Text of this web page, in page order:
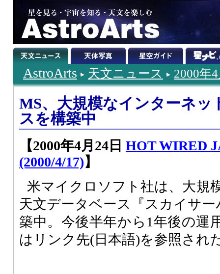
AstroArts 天文ニュース 2000年
MS、大規模なインターネッ
スを構築中
【2000年4月24日 HOT WIRED
(2000/4/17)】
米マイクロソフト社は、大規
天文データベース『スカイサー
築中。今後半年から1年後の運
はリンク先(日本語)を参照され